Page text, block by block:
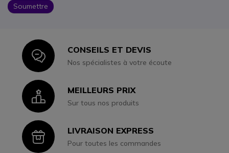
Soumettre
IconCONSEILS ET DEVIS
Nos spécialistes à votre écoute
IconMEILLEURS PRIX
Sur tous nos produits
IconLIVRAISON EXPRESS
Pour toutes les commandes